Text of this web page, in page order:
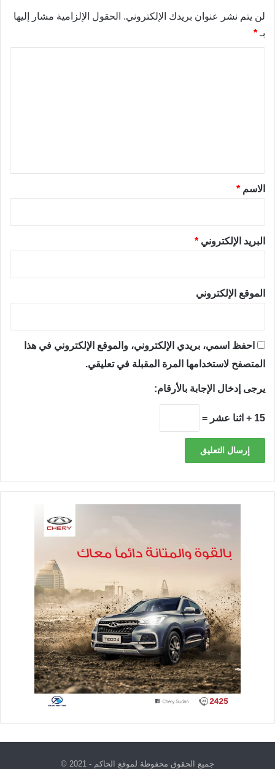
لن يتم نشر عنوان بريدك الإلكتروني. الحقول الإلزامية مشار إليها
بـ *
*الاسم *
البريد الإلكتروني *
الموقع الإلكتروني
احفظ اسمي، بريدي الإلكتروني، والموقع الإلكتروني في هذا
المتصفح لاستخدامها المرة المقبلة في تعليقي.
يرجى إدخال الإجابة بالأرقام:
15 + اثنا عشر =
جميع الحقوق محفوظة لموقع الحاكم - 2021 ©